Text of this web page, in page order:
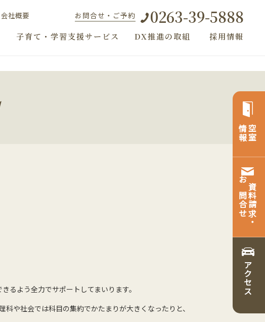
会社概要 お問合せ・ご予約 0263-39-5888
子育て・学習支援サービス DX推進の取組 採用情報
空室
情報
資料請求・
お問合せ
アクセス
るよう全力でサポートしてまいります。
や社会では科目の集約でかたまりが大きくなったりと、